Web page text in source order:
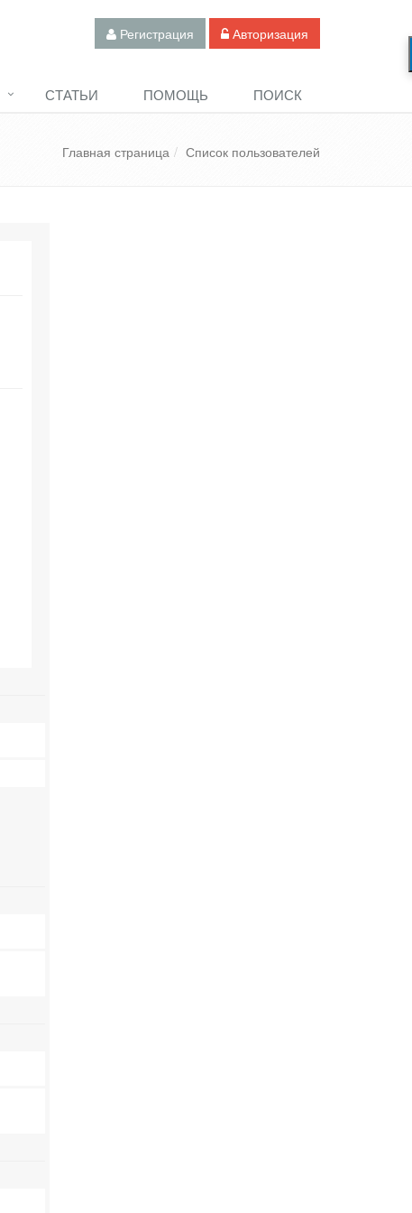
Регистрация Авторизация
СТАТЬИ ПОМОЩЬ ПОИСК
Главная страница Список пользователей